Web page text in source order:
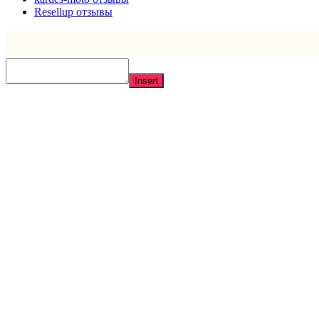
Resellup отзывы
Insert